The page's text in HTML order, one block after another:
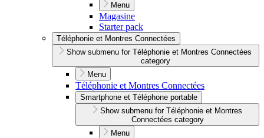
Menu
Magasine
Starter pack
Téléphonie et Montres Connectées
Show submenu for Téléphonie et Montres Connectées
category
Menu
Téléphonie et Montres Connectées
Smartphone et Téléphone portable
Show submenu for Téléphonie et Montres
Connectées category
Menu